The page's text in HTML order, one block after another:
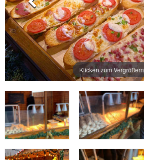
Klicken zum Vergrößern